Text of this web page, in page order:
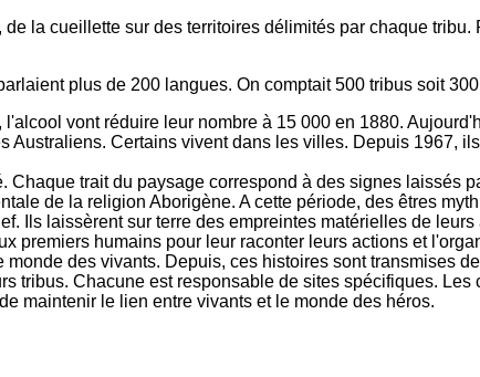
la cueillette sur des territoires délimités par chaque
plus de 200 langues. On comptait 500 tribus soit
vont réduire leur nombre à 15 000 en 1880.
Australiens. Certains vivent dans les villes. Depuis 1967,
Chaque trait du paysage correspond à des signes laissés
de la religion Aborigène. A cette période, des êtres
Ils laissèrent sur terre des empreintes matérielles de
premiers humains pour leur raconter leurs actions et
des vivants. Depuis, ces histoires sont transmises
tribus. Chacune est responsable de sites spécifiques.
maintenir le lien entre vivants et le monde des héros.